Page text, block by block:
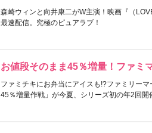
森崎ウィンと向井康二がW主演！映画『（
最速配信。究極のピュアラブ！
お値段そのまま45％増量！ファミ
ファミチキにお弁当にアイスも!?ファミリー
45％増量作戦」が今夏、シリーズ初の年2回開